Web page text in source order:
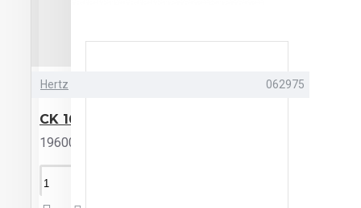
Uno K 165 Hertz
Uno K 170 Hertz
Hertz 062975
CK 165
19600.00р.